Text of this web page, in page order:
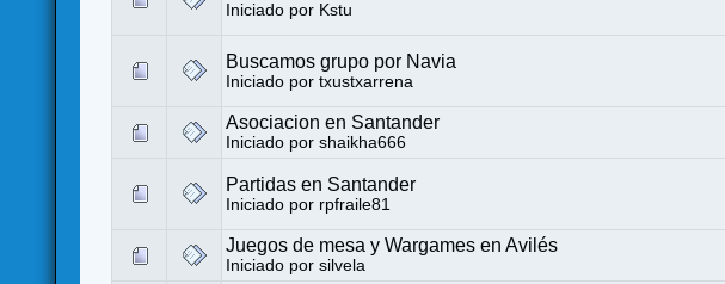
Iniciado por Kstu
Buscamos grupo por Navia
Iniciado portxustxarrena
Asociacion en Santander
Iniciado porshaikha666
Partidas en Santander
Iniciado por rpfraile81
Juegos de mesa y Wargames en Avilés
Iniciado porsilvela